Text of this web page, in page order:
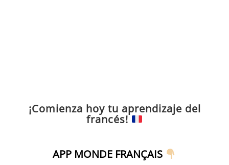
¡Comienza hoy tu aprendizaje del
francés!
APP MONDE FRANÇAIS